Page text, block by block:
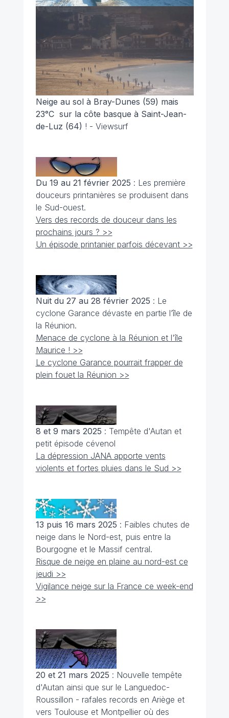
Neige au sol à Bray-Dunes (59) mais
23°C sur la côte basque à Saint-Jean-
de-Luz (64) ! - Viewsurf
Du 19 au 21 février 2025 : Les première
douceurs printanières se produisent dans
le Sud-ouest.
Vers des records de douceur dans les
prochains jours ? >>
Un épisode printanier parfois décevant >>
Nuit du 27 au 28 février 2025 : Le
cyclone Garance dévaste en partie l’île de
la Réunion.
Menace de cyclone à la Réunion et l'île
Maurice ! >>
Le cyclone Garance pourrait frapper de
plein fouet la Réunion >>
8 et 9 mars 2025 : Tempête d'Autan et
petit épisode cévenol
La dépression JANA apporte vents
violents et fortes pluies dans le Sud >>
13 puis 16 mars 2025 : Faibles chutes de
neige dans le Nord-est, puis entre la
Bourgogne et le Massif central.
Risque de neige en plaine au nord-est ce
jeudi >>
Vigilance neige sur la France ce week-end
>>
20 et 21 mars 2025 : Nouvelle tempête
d'Autan ainsi que sur le Languedoc-
Roussillon - rafales records en Ariège et
vers Toulouse et Montpellier où des